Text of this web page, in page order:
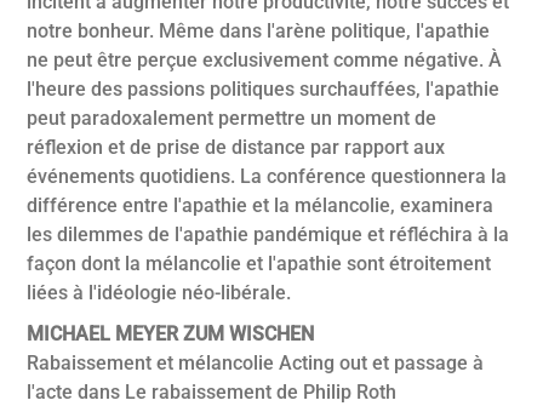
notre bonheur. Même dans l'arène politique, l'apathie
ne peut être perçue exclusivement comme négative. À
l'heure des passions politiques surchauffées, l'apathie
peut paradoxalement permettre un moment de
réflexion et de prise de distance par rapport aux
événements quotidiens. La conférence questionnera la
différence entre l'apathie et la mélancolie, examinera
les dilemmes de l'apathie pandémique et réfléchira à la
façon dont la mélancolie et l'apathie sont étroitement
liées à l'idéologie néo-libérale.
MICHAEL MEYER ZUM WISCHEN
Rabaissement et mélancolie Acting out et passage à
l'acte dans Le rabaissement de Philip Roth